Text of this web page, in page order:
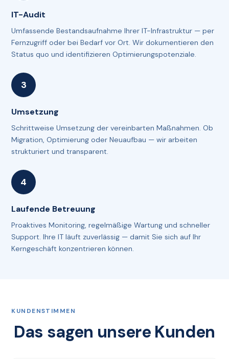
IT-Audit
Umfassende Bestandsaufnahme Ihrer IT-Infrastruktur — per
Fernzugriff oder bei Bedarf vor Ort. Wir dokumentieren den
Status quo und identifizieren Optimierungspotenziale.
Umsetzung
Schrittweise Umsetzung der vereinbarten Maßnahmen. Ob
Migration, Optimierung oder Neuaufbau — wir arbeiten
strukturiert und transparent.
Laufende Betreuung
Proaktives Monitoring, regelmäßige Wartung und schneller
Support. Ihre IT läuft zuverlässig — damit Sie sich auf Ihr
Kerngeschäft konzentrieren können.
KUNDENSTIMMEN
Das sagen unsere Kunden